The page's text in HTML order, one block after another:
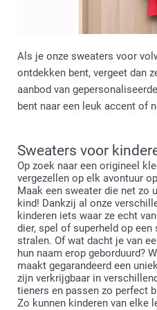
Als je onze sweaters voor
ontdekken bent, vergeet dan
aanbod van
bent naar een leuk accent of
Sweaters voor
Op zoek naar een origineel
vergezellen op elk avontuur
Maak een sweater die net zo
kind! Dankzij al onze
kinderen iets waar ze echt
dier, spel of superheld op
stralen. Of wat dacht je van
hun naam erop geborduurd?
maakt gegarandeerd een
zijn verkrijgbaar in
tieners en passen zo perfect
Zo kunnen kinderen van elke